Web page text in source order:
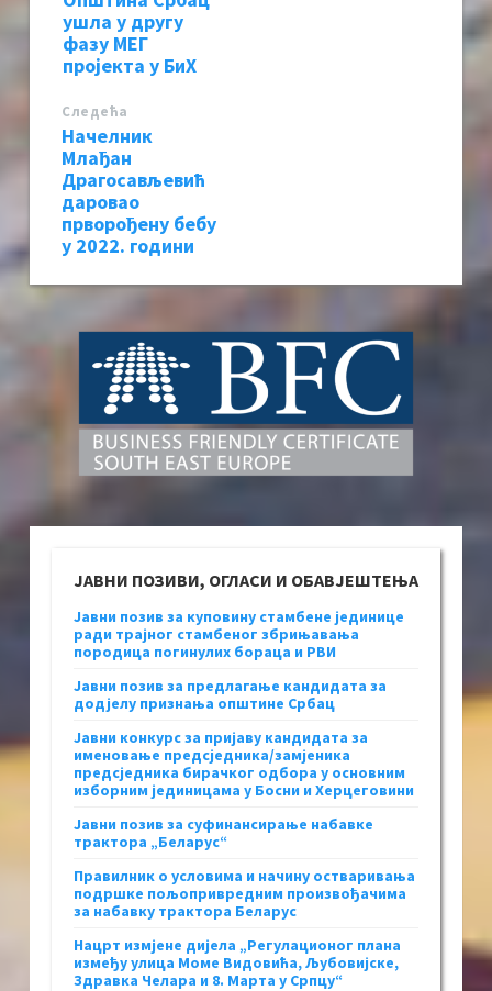
ушла у другу
фазу МЕГ
пројекта у БиХ
Следећa
Начелник
Млађан
Драгосављевић
даровао
прворођену бебу
у 2022. години
ЈАВНИ ПОЗИВИ, ОГЛАСИ И ОБАВЈЕШТЕЊА
Јавни позив за куповину стамбене јединице
ради трајног стамбеног збрињавања
породица погинулих бораца и РВИ
Јавни позив за предлагање кандидата за
додјелу признања општине Србац
Јавни конкурс за пријаву кандидата за
именовање предсједника/замјеника
предсједника бирачког одбора у основним
изборним јединицама у Босни и Херцеговини
Јавни позив за суфинансирање набавке
трактора „Беларус“
Правилник о условима и начину остваривања
подршке пољопривредним произвођачима
за набавку трактора Беларус
Нацрт измјене дијела „Регулационог плана
између улица Моме Видовића, Љубовијске,
Здравка Челара и 8. Марта у Српцу“